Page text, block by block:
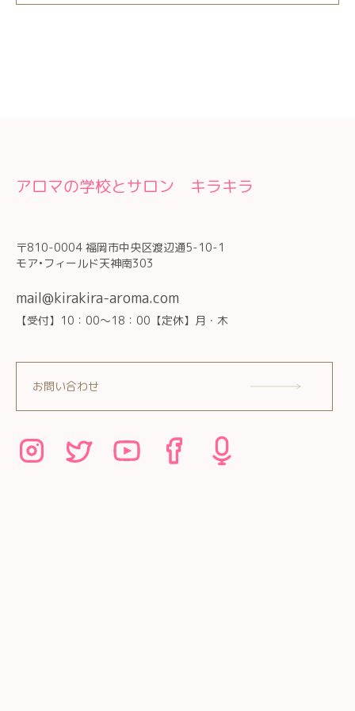
アロマの学校とサロン キラキラ
〒810-0004 福岡市中央区渡辺通5-10-1
モア•フィールド天神南303
mail@kirakira-aroma.com
【受付】10：00～18：00【定休】月・木
お問い合わせ